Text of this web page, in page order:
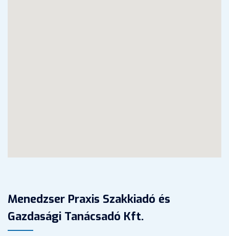
Menedzser Praxis Szakkiadó és
Gazdasági Tanácsadó Kft.